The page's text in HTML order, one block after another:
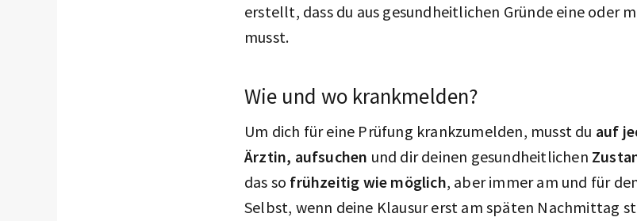
erstellt, dass du aus gesundheitlichen Gründe eine oder
musst.
Wie und wo krankmelden?
Um dich für eine Prüfung krankzumelden, musst du auf
Ärztin, aufsuchen und dir deinen gesundheitlichen
das so frühzeitig wie möglich, aber immer am und für
Selbst, wenn deine Klausur erst am späten Nachmittag